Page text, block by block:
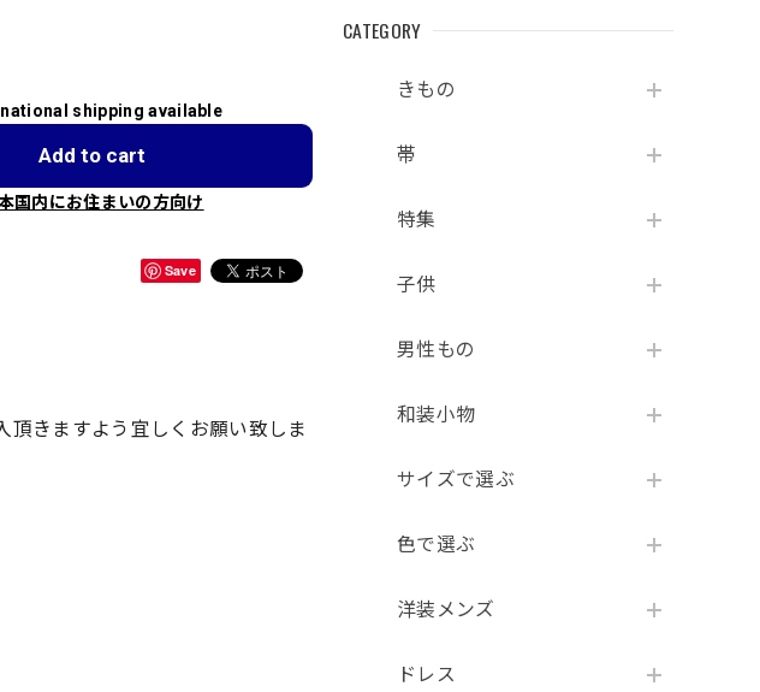
CATEGORY
きもの
帯
特集
子供
男性もの
和装小物
サイズで選ぶ
色で選ぶ
洋装メンズ
ドレス
shipping available
Add to cart
国内にお住まいの方向け
Save
頂きますよう宜しくお願い致しま